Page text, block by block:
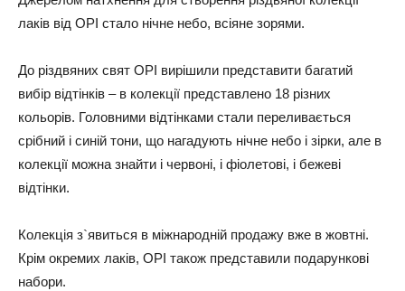
лаків від OPI стало нічне небо, всіяне зорями.
До різдвяних свят OPI вирішили представити багатий
вибір відтінків – в колекції представлено 18 різних
кольорів. Головними відтінками стали переливається
срібний і синій тони, що нагадують нічне небо і зірки, але в
колекції можна знайти і червоні, і фіолетові, і бежеві
відтінки.
Колекція з`явиться в міжнародній продажу вже в жовтні.
Крім окремих лаків, OPI також представили подарункові
набори.